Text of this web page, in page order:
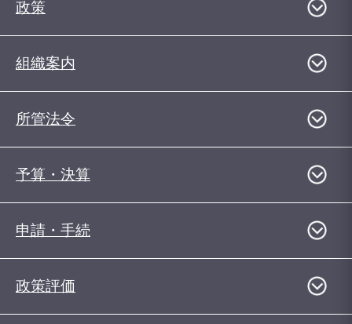
政策
組織案内
所管法令
予算・決算
申請・手続
政策評価